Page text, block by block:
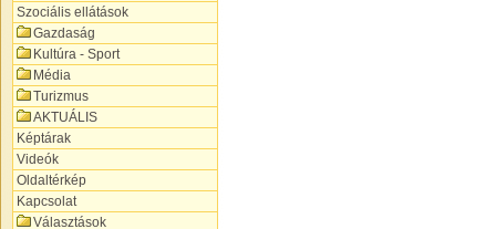
Szociális ellátások
Gazdaság
Kultúra - Sport
Média
Turizmus
AKTUÁLIS
Képtárak
Videók
Oldaltérkép
Kapcsolat
Választások